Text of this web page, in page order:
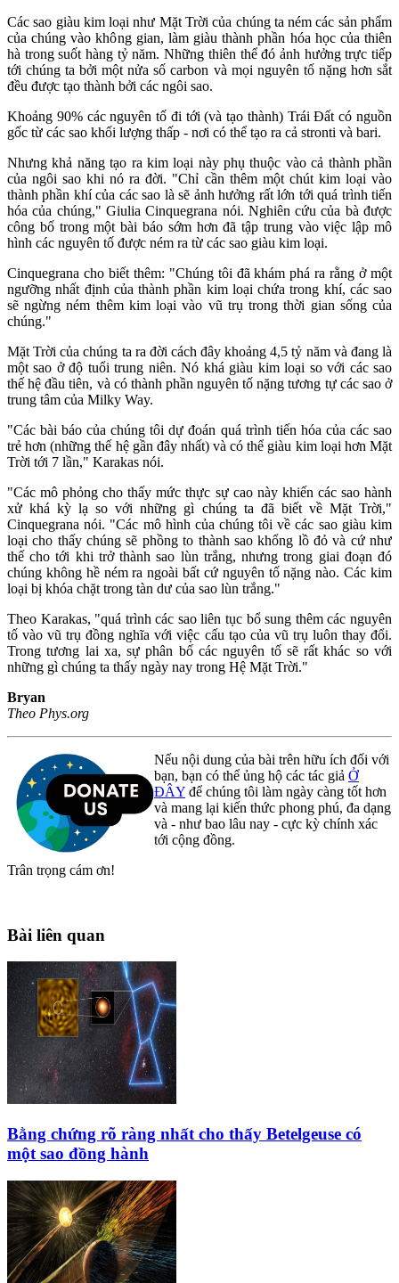
Các sao giàu kim loại như Mặt Trời của chúng ta ném các sản phẩm
của chúng vào không gian, làm giàu thành phần hóa học của thiên
hà trong suốt hàng tỷ năm. Những thiên thể đó ảnh hưởng trực tiếp
tới chúng ta bởi một nửa số carbon và mọi nguyên tố nặng hơn sắt
đều được tạo thành bởi các ngôi sao.
Khoảng 90% các nguyên tố đi tới (và tạo thành) Trái Đất có nguồn
gốc từ các sao khối lượng thấp - nơi có thể tạo ra cả stronti và bari.
Nhưng khả năng tạo ra kim loại này phụ thuộc vào cả thành phần
của ngôi sao khi nó ra đời. "Chỉ cần thêm một chút kim loại vào
thành phần khí của các sao là sẽ ảnh hưởng rất lớn tới quá trình tiến
hóa của chúng," Giulia Cinquegrana nói. Nghiên cứu của bà được
công bố trong một bài báo sớm hơn đã tập trung vào việc lập mô
hình các nguyên tố được ném ra từ các sao giàu kim loại.
Cinquegrana cho biết thêm: "Chúng tôi đã khám phá ra rằng ở một
ngưỡng nhất định của thành phần kim loại chứa trong khí, các sao
sẽ ngừng ném thêm kim loại vào vũ trụ trong thời gian sống của
chúng."
Mặt Trời của chúng ta ra đời cách đây khoảng 4,5 tỷ năm và đang là
một sao ở độ tuổi trung niên. Nó khá giàu kim loại so với các sao
thế hệ đầu tiên, và có thành phần nguyên tố nặng tương tự các sao ở
trung tâm của Milky Way.
"Các bài báo của chúng tôi dự đoán quá trình tiến hóa của các sao
trẻ hơn (những thế hệ gần đây nhất) và có thể giàu kim loại hơn Mặt
Trời tới 7 lần," Karakas nói.
"Các mô phỏng cho thấy mức thực sự cao này khiến các sao hành
xử khá kỳ lạ so với những gì chúng ta đã biết về Mặt Trời,"
Cinquegrana nói. "Các mô hình của chúng tôi về các sao giàu kim
loại cho thấy chúng sẽ phồng to thành sao khổng lồ đỏ và cứ như
thế cho tới khi trở thành sao lùn trắng, nhưng trong giai đoạn đó
chúng không hề ném ra ngoài bất cứ nguyên tố nặng nào. Các kim
loại bị khóa chặt trong tàn dư của sao lùn trắng."
Theo Karakas, "quá trình các sao liên tục bổ sung thêm các nguyên
tố vào vũ trụ đồng nghĩa với việc cấu tạo của vũ trụ luôn thay đổi.
Trong tương lai xa, sự phân bố các nguyên tố sẽ rất khác so với
những gì chúng ta thấy ngày nay trong Hệ Mặt Trời."
Bryan
Theo Phys.org
Nếu nội dung của bài trên hữu ích đối với
bạn, bạn có thể ủng hộ các tác giả Ở
ĐÂY để chúng tôi làm ngày càng tốt hơn
và mang lại kiến thức phong phú, đa dạng
và - như bao lâu nay - cực kỳ chính xác
tới cộng đồng.
Trân trọng cám ơn!
Bài liên quan
Bằng chứng rõ ràng nhất cho thấy Betelgeuse có
một sao đồng hành